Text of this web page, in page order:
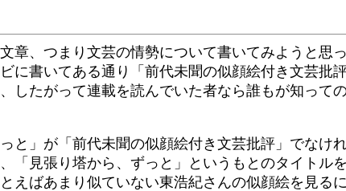
章、つまり文芸の情勢について書いてみようと
に書いてある通り「前代未聞の似顔絵付き文芸批
したがって連載を読んでいた者なら誰もが知っ
と」が「前代未聞の似顔絵付き文芸批評」でな
「見張り塔から、ずっと」というもとのタイト
えばあまり似ていない東浩紀さんの似顔絵を見る